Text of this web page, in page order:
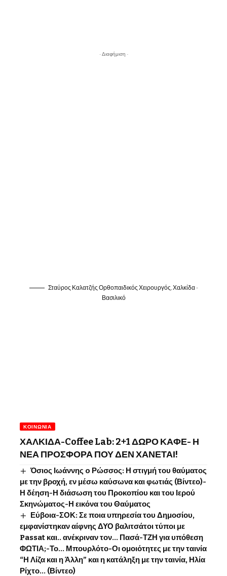
- Διαφήμιση -
Σταύρος Καλατζής Ορθοπαιδικός Χειρουργός, Χαλκίδα -
Βασιλικό
ΚΟΙΝΩΝΊΑ
ΧΑΛΚΙΔΑ-Coffee Lab: 2+1 ΔΩΡΟ ΚΑΦΕ- Η
ΝΕΑ ΠΡΟΣΦΟΡΑ ΠΟΥ ΔΕΝ ΧΑΝΕΤΑΙ!
Όσιος Ιωάννης o Ρώσσος: Η στιγμή του θαύματος
με την βροχή, εν μέσω καύσωνα και φωτιάς (Βίντεο)-
Η δέηση-Η διάσωση του Προκοπίου και του Ιερού
Σκηνώματος-Η εικόνα του Θαύματος
Εύβοια-ΣΟΚ: Σε ποια υπηρεσία του Δημοσίου,
εμφανίστηκαν αίφνης ΔΥΟ βαλιτσάτοι τύποι με
Passat και.. ανέκριναν τον… Πασά-ΤΖΗ για υπόθεση
ΦΩΤΙΑ;-Το… Μπουρλότο-Οι ομοιότητες με την ταινία
“Η Λίζα και η Άλλη” και η κατάληξη με την ταινία, Ηλία
Ρίχτο… (Βίντεο)